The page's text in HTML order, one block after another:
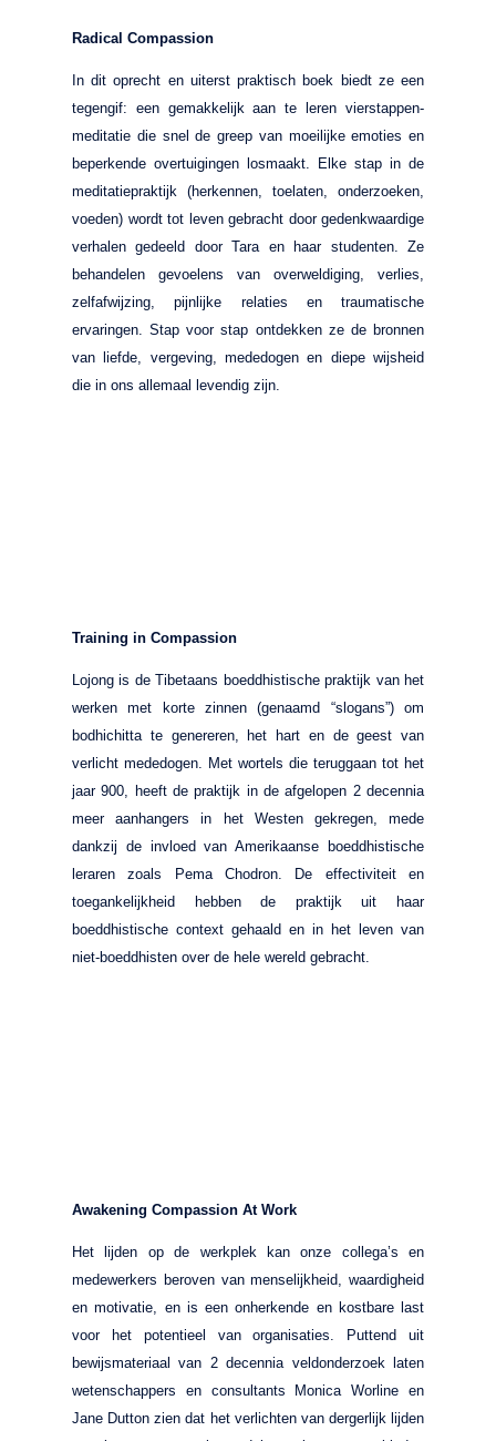
Radical Compassion
In dit oprecht en uiterst praktisch boek biedt ze een
tegengif: een gemakkelijk aan te leren vierstappen-
meditatie die snel de greep van moeilijke emoties en
beperkende overtuigingen losmaakt. Elke stap in de
meditatiepraktijk (herkennen, toelaten, onderzoeken,
voeden) wordt tot leven gebracht door gedenkwaardige
verhalen gedeeld door Tara en haar studenten. Ze
behandelen gevoelens van overweldiging, verlies,
zelfafwijzing, pijnlijke relaties en traumatische
ervaringen. Stap voor stap ontdekken ze de bronnen
van liefde, vergeving, mededogen en diepe wijsheid
die in ons allemaal levendig zijn.
Training in Compassion
Lojong is de Tibetaans boeddhistische praktijk van het
werken met korte zinnen (genaamd “slogans”) om
bodhichitta te genereren, het hart en de geest van
verlicht mededogen. Met wortels die teruggaan tot het
jaar 900, heeft de praktijk in de afgelopen 2 decennia
meer aanhangers in het Westen gekregen, mede
dankzij de invloed van Amerikaanse boeddhistische
leraren zoals Pema Chodron. De effectiviteit en
toegankelijkheid hebben de praktijk uit haar
boeddhistische context gehaald en in het leven van
niet-boeddhisten over de hele wereld gebracht.
Awakening Compassion At Work
Het lijden op de werkplek kan onze collega’s en
medewerkers beroven van menselijkheid, waardigheid
en motivatie, en is een onherkende en kostbare last
voor het potentieel van organisaties. Puttend uit
bewijsmateriaal van 2 decennia veldonderzoek laten
wetenschappers en consultants Monica Worline en
Jane Dutton zien dat het verlichten van dergerlijk lijden